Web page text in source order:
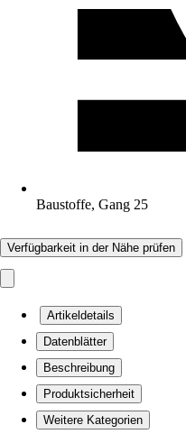
Baustoffe, Gang 25
Verfügbarkeit in der Nähe prüfen
Artikeldetails
Datenblätter
Beschreibung
Produktsicherheit
Weitere Kategorien